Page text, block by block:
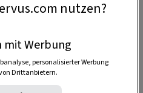
nutzen?
mit Werbung
personalisierter Werbung
Drittanbietern.